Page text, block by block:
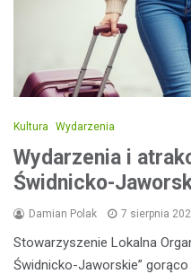
Kultura Wydarzenia
Wydarzenia i
Świdnicko-
Damian Polak 7 sierpnia
Stowarzyszenie Lokalna
Świdnicko-Jaworskie”